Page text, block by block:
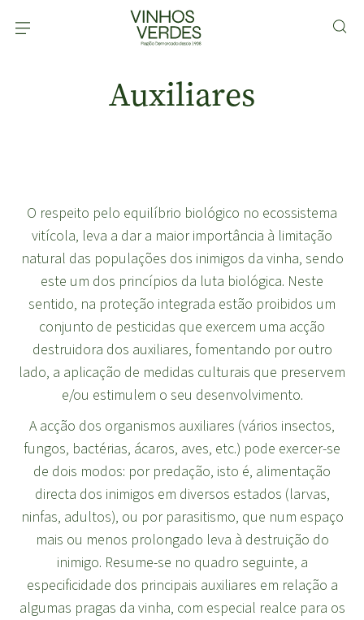
Auxiliares
O respeito pelo equilíbrio biológico no ecossistema
vitícola, leva a dar a maior importância à limitação
natural das populações dos inimigos da vinha, sendo
este um dos princípios da luta biológica. Neste
sentido, na proteção integrada estão proibidos um
conjunto de pesticidas que exercem uma acção
destruidora dos auxiliares, fomentando por outro
lado, a aplicação de medidas culturais que preservem
e/ou estimulem o seu desenvolvimento.
A acção dos organismos auxiliares (vários insectos,
fungos, bactérias, ácaros, aves, etc.) pode exercer-se
de dois modos: por predação, isto é, alimentação
directa dos inimigos em diversos estados (larvas,
ninfas, adultos), ou por parasitismo, que num espaço
mais ou menos prolongado leva à destruição do
inimigo. Resume-se no quadro seguinte, a
especificidade dos principais auxiliares em relação a
algumas pragas da vinha, com especial realce para os